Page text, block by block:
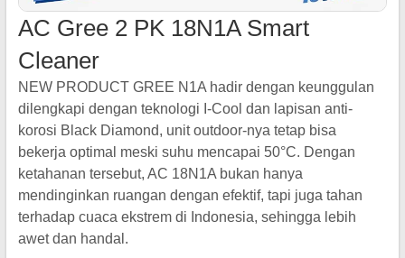
AC Gree 2 PK 18N1A Smart
Cleaner
NEW PRODUCT GREE N1A hadir dengan keunggulan
dilengkapi dengan teknologi I-Cool dan lapisan anti-
korosi Black Diamond, unit outdoor-nya tetap bisa
bekerja optimal meski suhu mencapai 50°C. Dengan
ketahanan tersebut, AC 18N1A bukan hanya
mendinginkan ruangan dengan efektif, tapi juga tahan
terhadap cuaca ekstrem di Indonesia, sehingga lebih
awet dan handal.